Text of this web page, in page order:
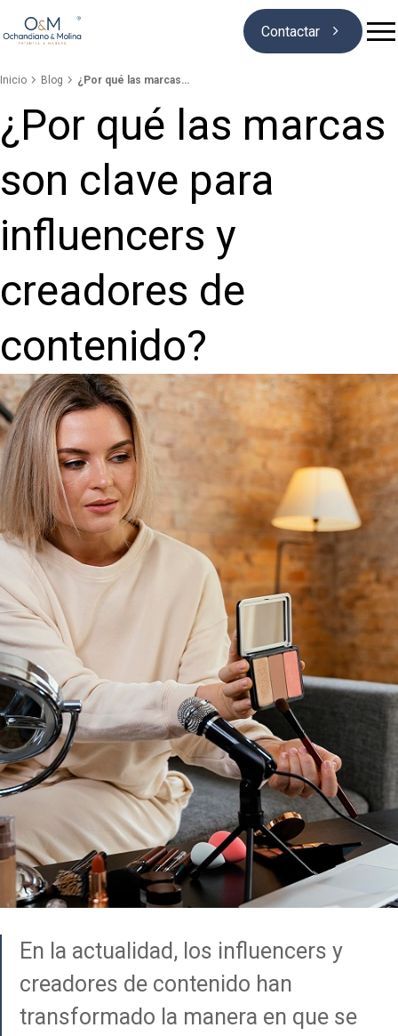
Quiénes somos
Marcas
Patentes
Blog
Contactar 
Inicio  Blog  ¿Por qué las marcas…
¿Por qué las marcas
son clave para
influencers y
creadores de
contenido?
En la actualidad, los influencers y
creadores de contenido han
transformado la manera en que se